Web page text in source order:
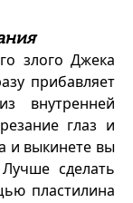
злого Джека
прибавляет
внутренней
глаз и
и выкинете вы
сделать
пластилина